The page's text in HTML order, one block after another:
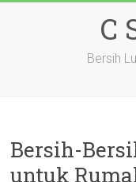
C
Bersih
Bersih-
untuk